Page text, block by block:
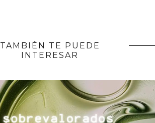
TAMBIÉN TE PUEDE
INTERESAR